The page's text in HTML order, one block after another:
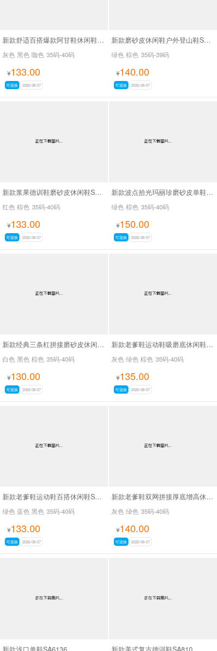
新款舒适百搭爆款阿甘鞋休闲鞋SA6876
灰色 黑色 咖色 35码-40码
¥133.00
可退换 2026-08-07
新款磨砂皮休闲鞋户外登山鞋SA5122
绿色 棕色 35码-39码
¥140.00
可退换 2026-08-07
新款浆果德训鞋磨砂皮休闲鞋SA3706
红色 棕色 35码-40码
¥133.00
可退换 2026-08-07
新款波点拾光玛丽珍磨砂皮单鞋SA3066-3
绿色 棕色 35码-40码
¥150.00
可退换 2026-08-07
新款经典三条杠拼接磨砂皮休闲鞋SA2777
白色 黑色 棕色 35码-40码
¥130.00
可退换 2026-08-07
新款老爹鞋运动鞋吸磨底休闲鞋SA26776
灰色 绿色 棕色 35码-40码
¥135.00
可退换 2026-08-07
新款老爹鞋运动鞋百搭休闲鞋SA26775
绿色 蓝色 黑色 35码-40码
¥133.00
可退换 2026-08-07
新款老爹鞋双网拼接厚底增高休闲鞋SA9325
灰色 绿色 35码-40码
¥140.00
可退换 2026-08-07
新款浅口单鞋SA6136 新款美式复古德训鞋SA810